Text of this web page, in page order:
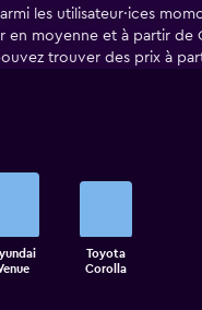
les utilisateur·ices
en moyenne et à partir de
trouver des prix à
Toyota
Corolla